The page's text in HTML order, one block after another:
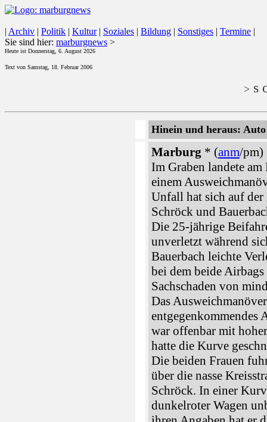
| Archiv | Politik | Kultur| Soziales | Bildung | Sonstiges | Termine |
Sie sind hier: marburgnews >
Heute ist Donnerstag, 6. August 2026
Text von Samstag, 18. Februar 2006
> s
Hinein und heraus:
Marburg * (anm/pm)
Im Graben landete
einem
Unfall hat sich auf der
Schröck und
Die 25-jährige
unverletzt während
Bauerbach leichte
bei dem beide
Sachschaden von
Das
entgegenkommendes
war offenbar mit
hatte die Kurve
Die beiden Frauen
über die nasse
Schröck. In einer
dunkelroter Wagen